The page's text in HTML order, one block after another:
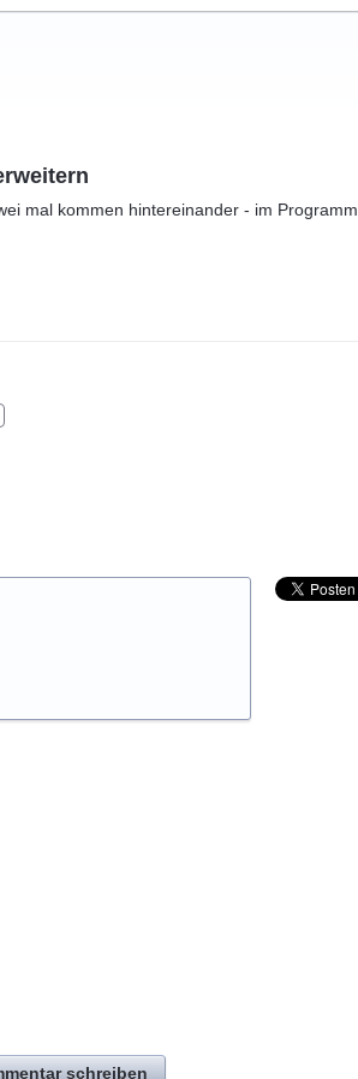
mal kommen hintereinander - im Programm
schreiben